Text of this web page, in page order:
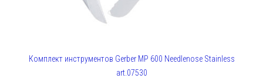
Комплект инструментов Gerber MP 600 Needlenose Stainless
art.07530